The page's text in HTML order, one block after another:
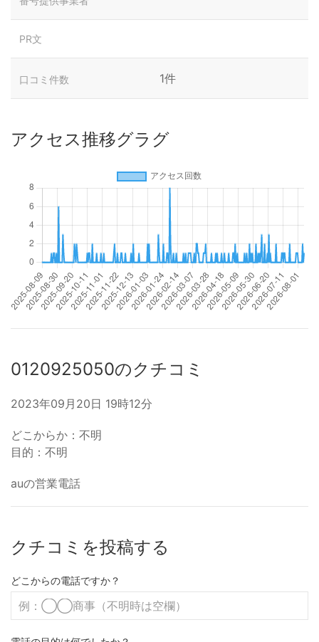
PR文
口コミ件数 1件
アクセス推移グラグ
0120925050のクチコミ
2023年09月20日 19時12分
どこからか：不明
目的：不明
auの営業電話
クチコミを投稿する
どこからの電話ですか？